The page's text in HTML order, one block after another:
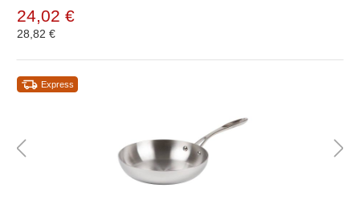
24,02 €
28,82 €
Express